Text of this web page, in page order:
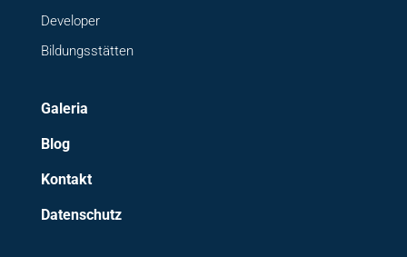
Developer
Bildungsstätten
Galeria
Blog
Kontakt
Datenschutz